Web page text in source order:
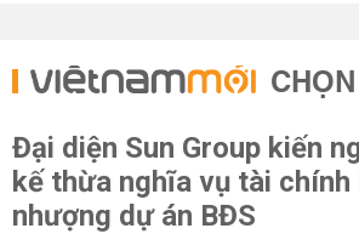
CHỌN
Đại diện Sun Group kiến
kế thừa nghĩa vụ tài chính
nhượng dự án BĐS